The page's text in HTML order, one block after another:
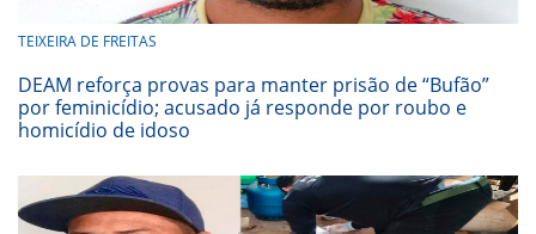
TEIXEIRA DE FREITAS
DEAM reforça provas para manter prisão de “Bufão”
por feminicídio; acusado já responde por roubo e
homicídio de idoso